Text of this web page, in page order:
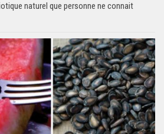
naturel que personne ne connait